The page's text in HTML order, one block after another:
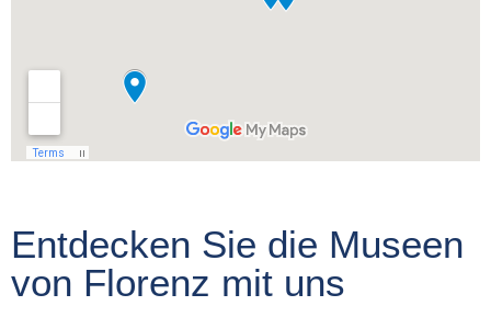
Entdecken Sie die Museen
von Florenz mit uns